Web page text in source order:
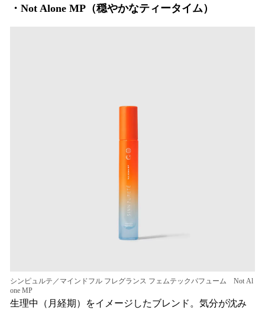
・ Not Alone MP（穏やかなティータイム）
シンピュルテ／マインドフル フレグランス フェムテックパフューム Not Al
one MP
生理中（月経期）をイメージしたブレンド。気分が沈み